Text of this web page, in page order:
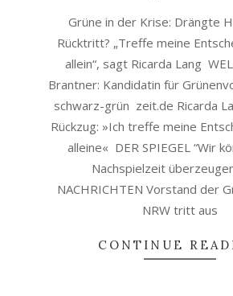
Grüne in der Krise: Drängte
Rücktritt? „Treffe meine
allein“, sagt Ricarda Lang
Brantner: Kandidatin für
schwarz-grün zeit.de Ricarda
Rückzug: »Ich treffe meine
alleine« DER SPIEGEL “Wir
Nachspielzeit
NACHRICHTEN Vorstand der
NRW tritt aus
CONTINUE